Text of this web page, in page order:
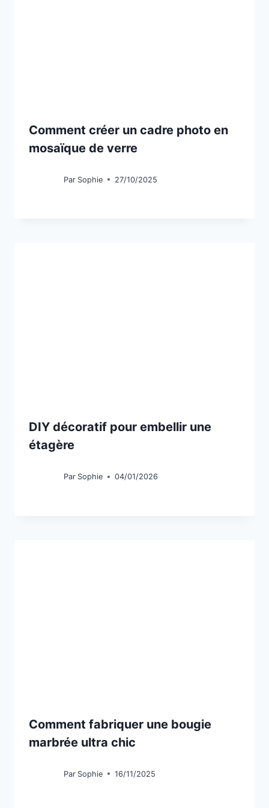
Comment créer un cadre photo en
mosaïque de verre
Par Sophie 27/10/2025
DIY décoratif pour embellir une
étagère
Par Sophie 04/01/2026
Comment fabriquer une bougie
marbrée ultra chic
Par Sophie 16/11/2025